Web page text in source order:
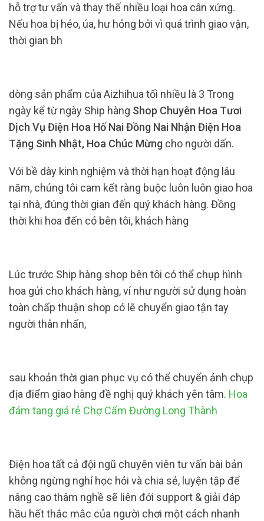
hỗ trợ tư vấn và thay thế nhiều loại hoa cân xứng.
Nếu hoa bị héo, úa, hư hỏng bởi vì quá trình giao vận,
thời gian bh
dòng sản phẩm của Aizhihua tối nhiều là 3 Trong
ngày kể từ ngày Ship hàng Shop Chuyên Hoa Tươi
Dịch Vụ Điện Hoa Hố Nai Đồng Nai Nhận Điện Hoa
Tặng Sinh Nhật, Hoa Chúc Mừng cho người dấn.
Với bề dày kinh nghiệm và thời hạn hoạt động lâu
năm, chúng tôi cam kết ràng buộc luôn luôn giao hoa
tại nhà, đúng thời gian đến quý khách hàng. Đồng
thời khi hoa đến có bên tôi, khách hàng
Lúc trước Ship hàng shop bên tôi có thể chụp hình
hoa gửi cho khách hàng, ví như người sử dụng hoàn
toàn chấp thuận shop có lẽ chuyển giao tận tay
người thân nhấn,
sau khoản thời gian phục vụ có thể chuyển ảnh chụp
địa điểm giao hàng đề nghị quý khách yên tâm. Hoa
đám tang giá rẻ Chợ Cẩm Đường Long Thành
Điện hoa tất cả đội ngũ chuyên viên tư vấn bài bản
không ngừng nghỉ học hỏi và chia sẻ, luyện tập để
nâng cao thâm nghề sẽ liên đới support & giải đáp
hầu hết thắc mắc của người chơi một cách nhanh